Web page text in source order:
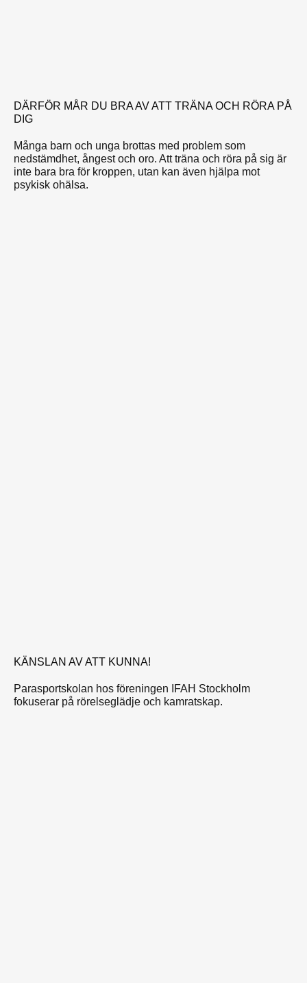
DÄRFÖR MÅR DU BRA AV ATT TRÄNA OCH RÖRA PÅ
DIG
Många barn och unga brottas med problem som
nedstämdhet, ångest och oro. Att träna och röra på sig är
inte bara bra för kroppen, utan kan även hjälpa mot
psykisk ohälsa.
KÄNSLAN AV ATT KUNNA!
Parasportskolan hos föreningen IFAH Stockholm
fokuserar på rörelseglädje och kamratskap.